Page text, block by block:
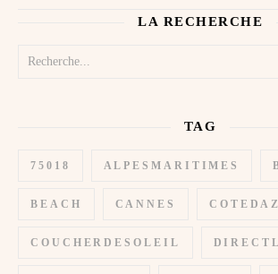
LA RECHERCHE
TAG
75018 ALPESMARITIMES
BEACH CANNES
COUCHERDESOLEIL